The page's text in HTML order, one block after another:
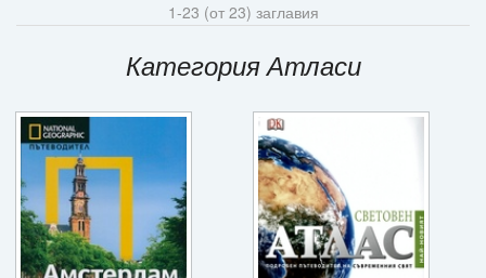
Подаръци
Ваучери
Промоции
1-23 (от 23) заглавия
Категория Атласи